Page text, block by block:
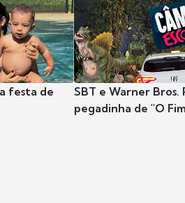
festa de
SBT e Warner Bros.
pegadinha de "O